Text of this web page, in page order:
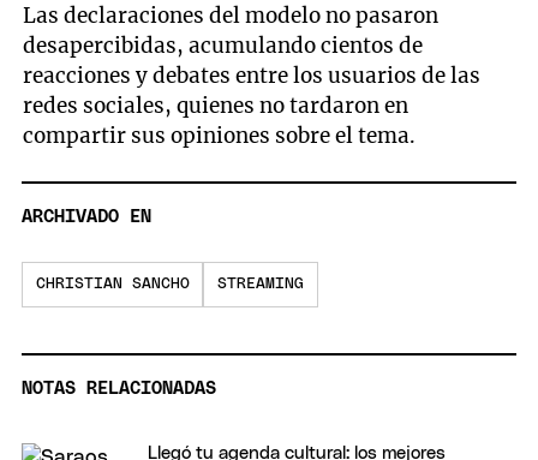
Las declaraciones del modelo no pasaron
desapercibidas, acumulando cientos de
reacciones y debates entre los usuarios de las
redes sociales, quienes no tardaron en
compartir sus opiniones sobre el tema.
ARCHIVADO EN
CHRISTIAN SANCHO STREAMING
NOTAS RELACIONADAS
Llegó tu agenda cultural: los mejores